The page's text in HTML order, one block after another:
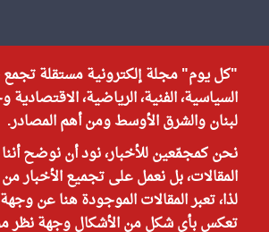
"كل يوم" مجلة إلكترونية مستقلة تجمع
السياسية، الفنية، الرياضية،
لبنان والشرق الأوسط ومن أهم المصادر.
نحن كمجمّعين للأخبار، نود أن نوضح
المقالات، بل نعمل على تجميع الأخبار
لذا، تعبر المقالات الموجودة هنا عن
تعكس بأي شكل من الأشكال وجهة نظر